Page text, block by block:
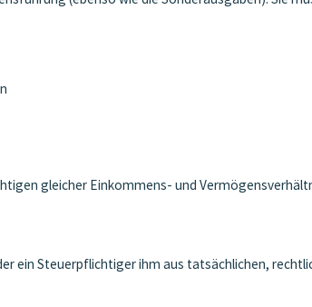
gleicher Einkommens- und
ein Steuerpflichtiger ihm aus tatsächlichen,